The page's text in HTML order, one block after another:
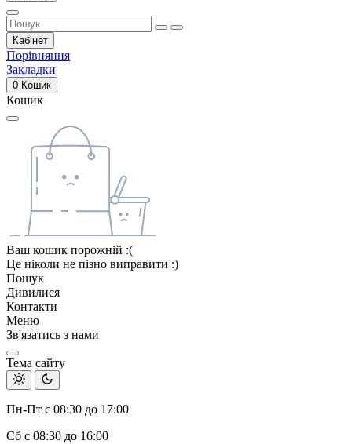
Кабінет
Порівняння
Закладки
0 Кошик
Кошик
Ваш кошик порожній :(
Це ніколи не пізно виправити :)
Пошук
Дивилися
Контакти
Меню
Зв'язатись з нами
Тема сайту
Пн-Пт с 08:30 до 17:00
Сб с 08:30 до 16:00